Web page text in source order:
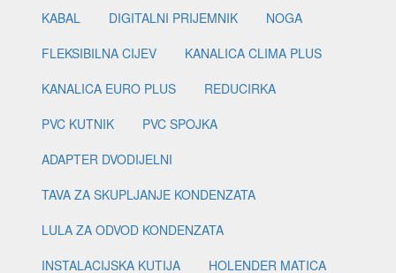
KABAL
DIGITALNI PRIJEMNIK
NOGA
FLEKSIBILNA CIJEV
KANALICA CLIMA PLUS
KANALICA EURO PLUS
REDUCIRKA
PVC KUTNIK
PVC SPOJKA
ADAPTER DVODIJELNI
TAVA ZA SKUPLJANJE KONDENZATA
LULA ZA ODVOD KONDENZATA
INSTALACIJSKA KUTIJA
HOLENDER MATICA